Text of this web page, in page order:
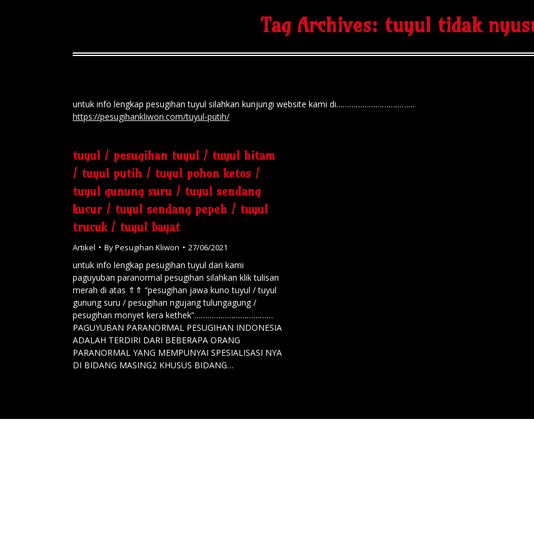
Tag Archives: tuyul tidak
untuk info lengkap pesugihan tuyul silahkan kunjungi website kami di………………………………
https://pesugihankliwon.com/tuyul-putih/
tuyul / pesugihan tuyul / tuyul hitam
/ tuyul putih / tuyul pohon ketos /
tuyul gunung suru / tuyul sendang
kucur / tuyul sendang pepeh / tuyul
trucuk / tuyul bayat
Artikel ByPesugihan Kliwon 27/06/2021
untuk info lengkap pesugihan tuyul dari kami
paguyuban paranormal pesugihan silahkan klik tulisan
merah di atas ⇑⇑ “pesugihan jawa kuno tuyul / tuyul
gunung suru / pesugihan ngujang tulungagung /
pesugihan monyet kera kethek”………………………………
PAGUYUBAN PARANORMAL PESUGIHAN INDONESIA
ADALAH TERDIRI DARI BEBERAPA ORANG
PARANORMAL YANG MEMPUNYAI SPESIALISASI NYA
DI BIDANG MASING2 KHUSUS BIDANG…